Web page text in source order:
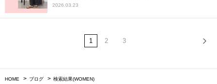
2026.03.23
1 2 3
HOME ブログ 検索結果(WOMEN)